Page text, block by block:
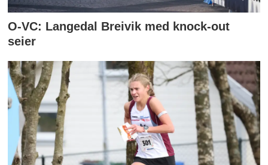
O-VC: Langedal Breivik med knock-out
seier